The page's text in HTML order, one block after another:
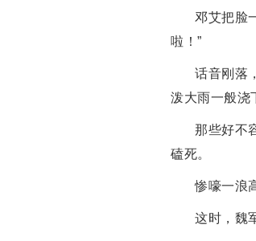
邓艾把脸
啦！”
话音刚落
泼大雨一般浇
那些好不
磕死。
惨嚎一浪
这时，魏